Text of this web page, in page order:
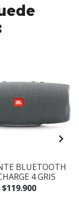
BLUETOOTH
4 GRIS
$119.900